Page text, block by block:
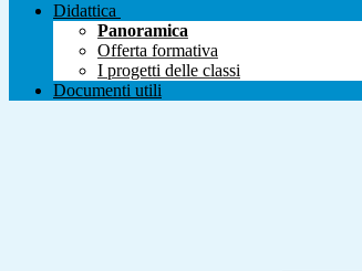
Didattica
Panoramica
Offerta formativa
I progetti delle classi
Documenti utili